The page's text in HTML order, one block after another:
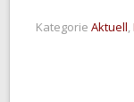
Kategorie Aktuell,